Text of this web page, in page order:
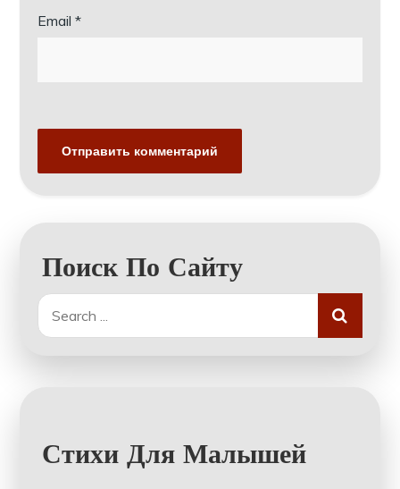
Email*
Поиск По Сайту
Search
for:
Стихи Для Малышей